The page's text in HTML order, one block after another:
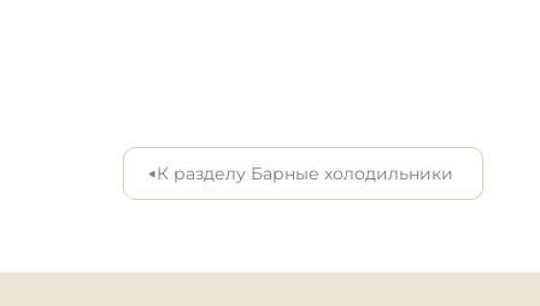
Линии раздачи
Упаковочное и
К разделу Барные холодильники